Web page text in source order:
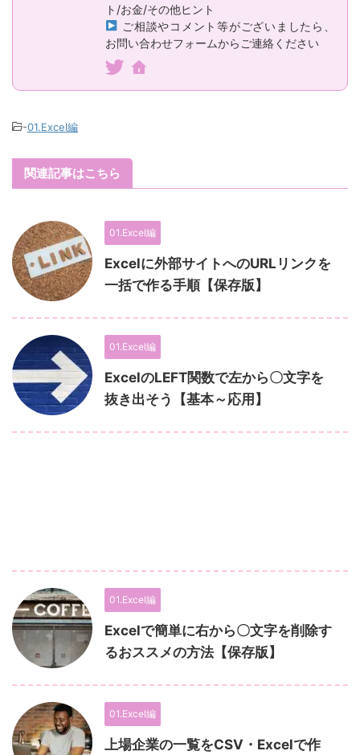
ト/お金/その他ヒント
ご相談やコメント等がございましたら、
お問い合わせフォームからご連絡ください
-01.Excel編
関連記事はこちら
01.Excel編
Excelに外部サイトへのURLリンクを
一括で作る手順【保存版】
01.Excel編
ExcelのLEFT関数で左から〇文字を
抜き出そう【基本～応用】
01.Excel編
Excelで簡単に右から〇文字を削除す
るおススメの方法【保存版】
01.Excel編
上場企業の一覧をCSV・Excelで作